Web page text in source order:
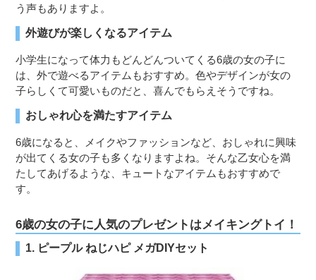
う声もありますよ。
外遊びが楽しくなるアイテム
小学生になって体力もどんどんついてくる6歳の女の子に
は、外で遊べるアイテムもおすすめ。色やデザインが女の
子らしくて可愛いものだと、喜んでもらえそうですね。
おしゃれ心を満たすアイテム
6歳になると、メイクやファッションなど、おしゃれに興味
が出てくる女の子も多くなりますよね。そんな乙女心を満
たしてあげるような、キュートなアイテムもおすすめで
す。
6歳の女の子に人気のプレゼントはメイキングトイ！
1. ピープル ねじハピ メガDIYセット